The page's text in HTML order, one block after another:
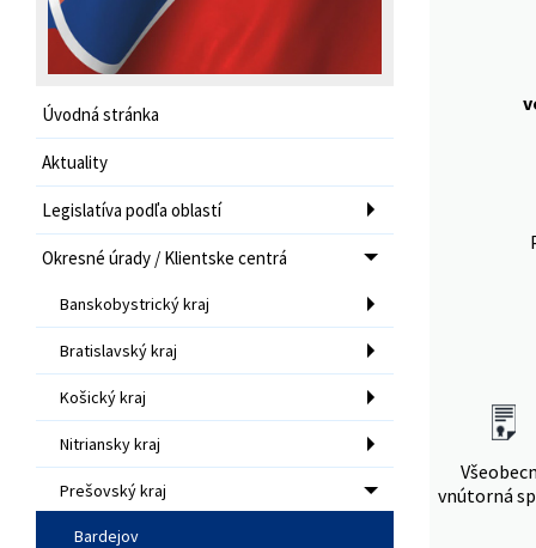
Úvodná stránka
Aktuality
Legislatíva podľa oblastí
Okresné úrady / Klientske centrá
Banskobystrický kraj
Bratislavský kraj
Košický kraj
Nitriansky kraj
Prešovský kraj
Bardejov
vnútorná